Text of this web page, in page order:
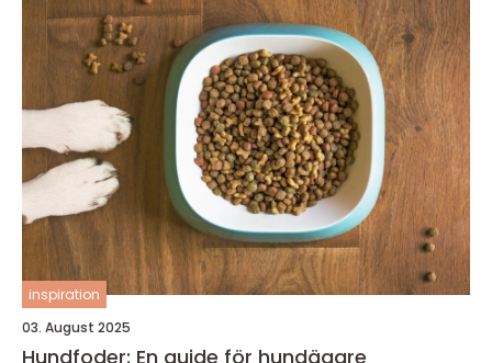
inspiration
03. August 2025
Hundfoder: En guide för hundägare